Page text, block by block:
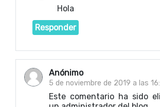
Hola
Responder
Anónimo
5 de noviembre de 2019 a las
Este comentario ha sido